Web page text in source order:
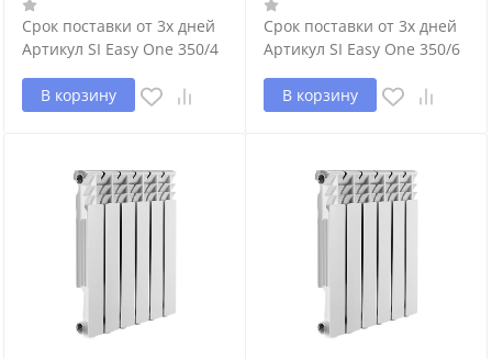
Срок поставки от 3х дней
Артикул SI Easy One 350/4
В корзину
Срок поставки от 3х дней
Артикул SI Easy One 350/6
В корзину